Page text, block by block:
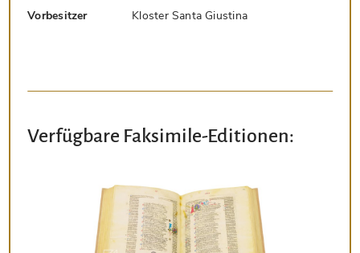
Vorbesitzer Kloster Santa Giustina
Verfügbare Faksimile-Editionen: